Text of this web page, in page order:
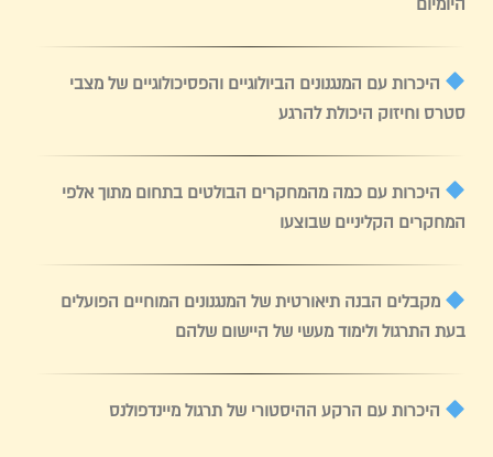
היכרות עם המנגנונים הביולוגיים והפסיכולוגיים של מצבי
סטרס וחיזוק היכולת להרגע
היכרות עם כמה מהמחקרים הבולטים בתחום מתוך אלפי
המחקרים הקליניים שבוצעו
מקבלים הבנה תיאורטית של המנגנונים המוחיים הפועלים
בעת התרגול ולימוד מעשי של היישום שלהם
היכרות עם הרקע ההיסטורי של תרגול מיינדפולנס